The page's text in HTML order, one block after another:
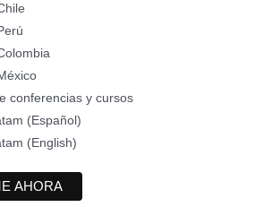
conferencias y cursos
(Español)
(English)